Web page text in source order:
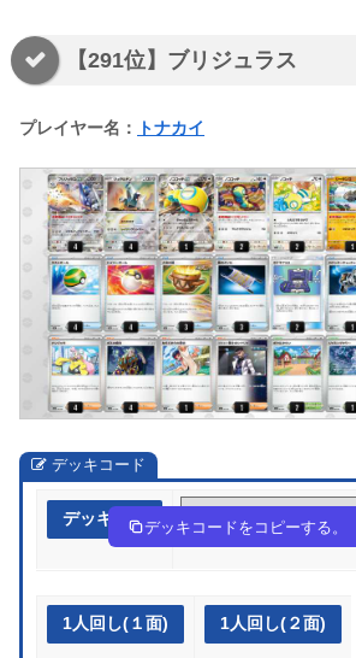
【291位】ブリジュラス
プレイヤー名： トナカイ
デッキコード
デッキ作成 6QHLgg-vnHOqg-nNngHL
デッキコードをコピーする。
1人回し(１面) 1人回し(２面)